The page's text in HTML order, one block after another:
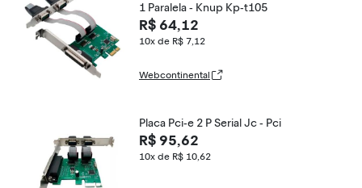
1 Paralela - Knup Kp-t105
R$ 64,12
10x de R$ 7,12
Webcontinental
Placa Pci-e 2 P Serial Jc - Pci
R$ 95,62
10x de R$ 10,62